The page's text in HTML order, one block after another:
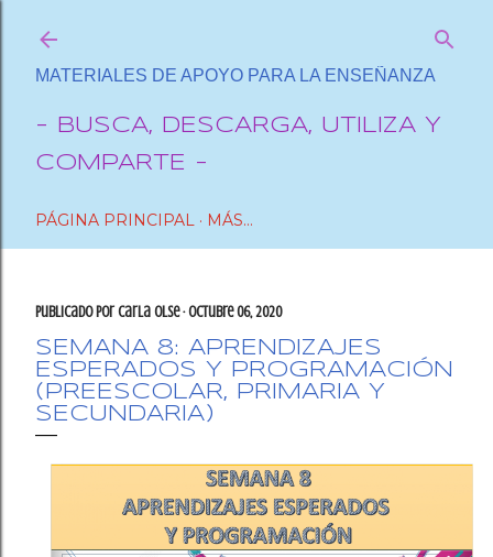
Ir al contenido principal
MATERIALES DE APOYO PARA LA ENSEÑANZA
- BUSCA, DESCARGA, UTILIZA Y
COMPARTE -
PÁGINA PRINCIPAL MÁS…
Publicado por Carla OlSe octubre 06, 2020
SEMANA 8: APRENDIZAJES
ESPERADOS Y PROGRAMACIÓN
(PREESCOLAR, PRIMARIA Y
SECUNDARIA)